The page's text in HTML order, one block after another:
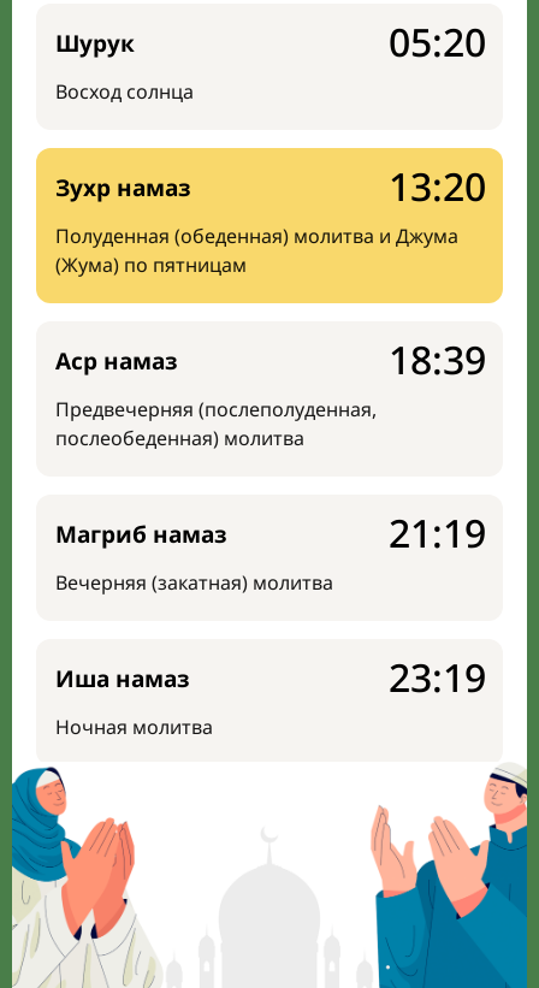
Шурук
Восход солнца
05:20
Зухр намаз
Полуденная (обеденная) молитва и Джума
(Жума) по пятницам
13:20
Аср намаз
Предвечерняя (послеполуденная,
послеобеденная) молитва
18:39
Магриб намаз
Вечерняя (закатная) молитва
21:19
Иша намаз
Ночная молитва
23:19